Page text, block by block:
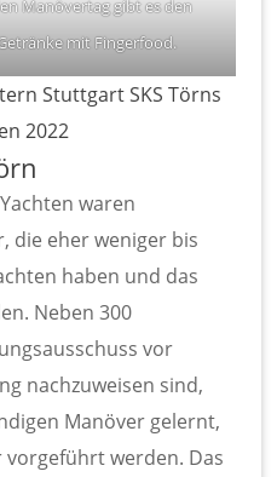
Manövertag gibt es den
mit Fingerfood.
Stuttgart SKS Törns
2022
waren
die eher weniger bis
haben und das
Neben 300
vor
nachzuweisen sind,
Manöver gelernt,
werden. Das